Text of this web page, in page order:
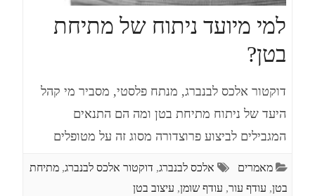
למי מיועד ניתוח של מתיחת
בטן?
דוקטור אלכס לבנברג, מנתח פלסטי, מסביר מי קהל
היעד של ניתוח מתיחת בטן ומה הם התנאים
המגבילים לביצוע פרוצדורה מסוג זה על מטופלים
מאמרים אלכס לבנברג, דוקטור אלכס לבנברג, מתיחת
בטן, עודף עור, עודף שומן, עיצוב בטן